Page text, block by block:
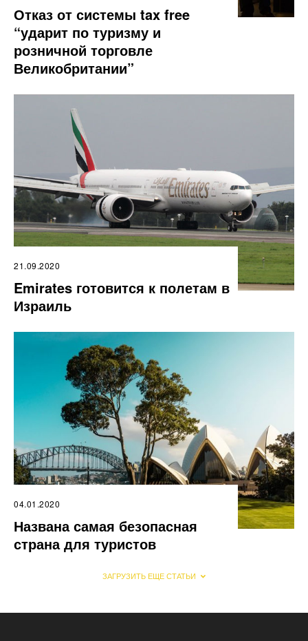
Отказ от системы tax free
“ударит по туризму и
розничной торговле
Великобритании”
21.09.2020
Emirates готовится к полетам в
Израиль
04.01.2020
Названа самая безопасная
страна для туристов
ЗАГРУЗИТЬ ЕЩЕ СТАТЬИ